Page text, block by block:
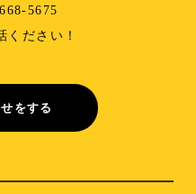
5675
ください！
をする